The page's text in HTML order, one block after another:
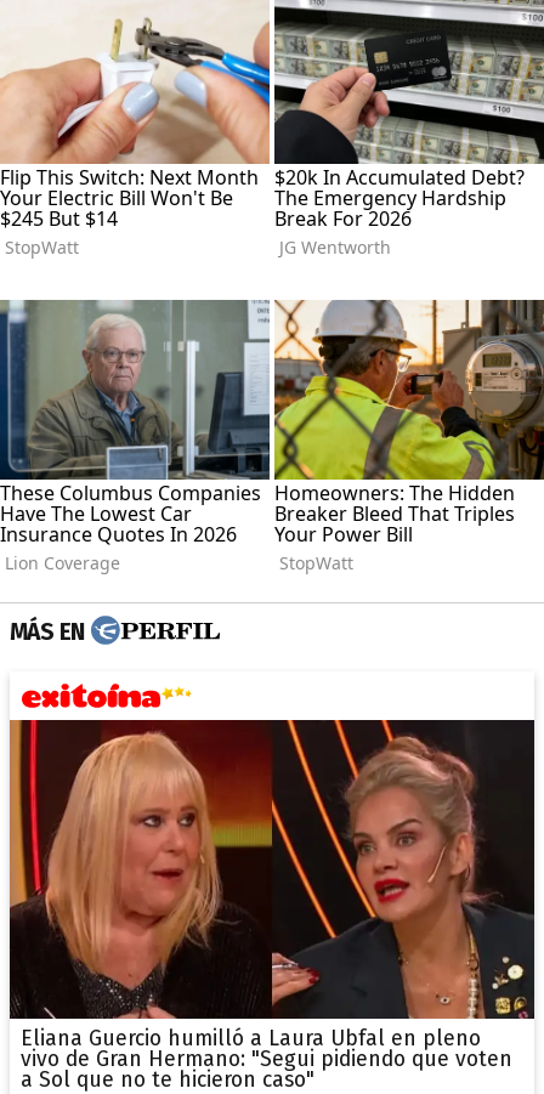
MÁS EN
Eliana Guercio humilló a Laura Ubfal en pleno
vivo de Gran Hermano: "Segui pidiendo que voten
a Sol que no te hicieron caso"